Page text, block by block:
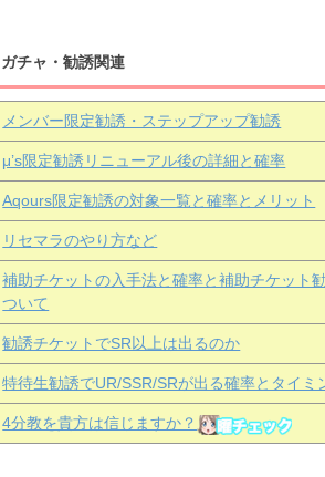
ガチャ・勧誘関連
メンバー限定勧誘・ステップアップ勧誘
μ’s限定勧誘リニューアル後の詳細と確率
Aqours限定勧誘の対象一覧と確率とメリット
リセマラのやり方など
補助チケットの入手法と確率と補助チケット
ついて
勧誘チケットでSR以上は出るのか
特待生勧誘でUR/SSR/SRが出る確率とタイミ
4分教を貴方は信じますか？